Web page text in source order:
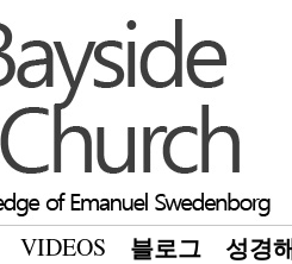
VIDEOS 블로그 성경